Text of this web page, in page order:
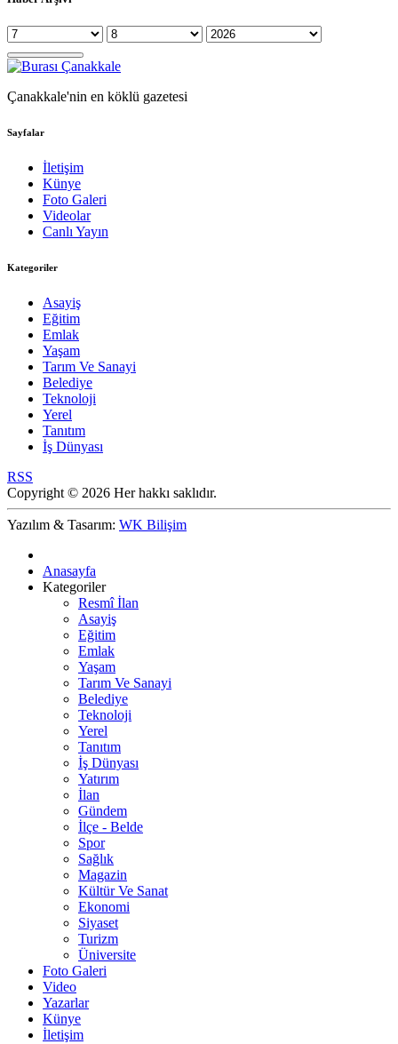
Çanakkale'nin en köklü gazetesi
Sayfalar
İletişim
Künye
Foto Galeri
Videolar
Canlı Yayın
Kategoriler
Asayiş
Eğitim
Emlak
Yaşam
Tarım Ve Sanayi
Belediye
Teknoloji
Yerel
Tanıtım
İş Dünyası
RSS
Copyright © 2026 Her hakkı saklıdır.
Yazılım & Tasarım: WK Bilişim
Anasayfa
Kategoriler
Resmî İlan
Asayiş
Eğitim
Emlak
Yaşam
Tarım Ve Sanayi
Belediye
Teknoloji
Yerel
Tanıtım
İş Dünyası
Yatırım
İlan
Gündem
İlçe - Belde
Spor
Sağlık
Magazin
Kültür Ve Sanat
Ekonomi
Siyaset
Turizm
Üniversite
Foto Galeri
Video
Yazarlar
Künye
İletişim